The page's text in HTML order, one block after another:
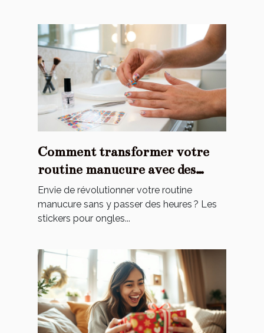
Comment transformer votre
routine manucure avec des
stickers ?
Envie de révolutionner votre routine
manucure sans y passer des heures ? Les
stickers pour ongles...